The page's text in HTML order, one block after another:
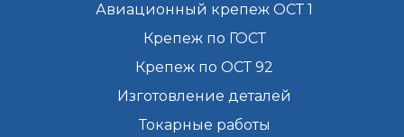
Авиационный крепеж ОСТ 1
Крепеж по ГОСТ
Крепеж по ОСТ 92
Изготовление деталей
Токарные работы